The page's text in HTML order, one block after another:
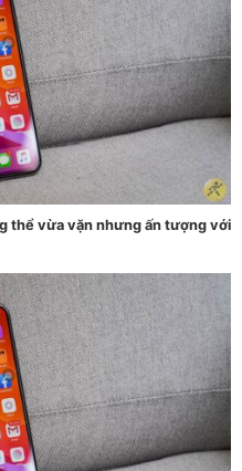
thể vừa vặn nhưng ấn tượng với